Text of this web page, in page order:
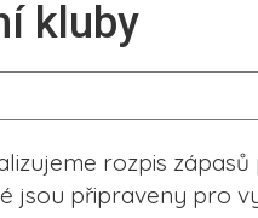
kluby
rozpis
jsou připraveny pro